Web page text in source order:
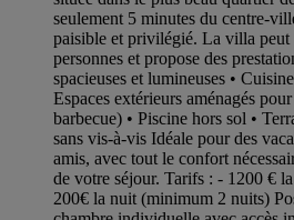
seulement 5 minutes du centre-
paisible et privilégié. La villa peut
personnes et propose des
spacieuses et lumineuses •
Espaces extérieurs aménagés
barbecue) • Piscine hors sol •
sans vis-à-vis Idéale pour des
amis, avec tout le confort
de votre séjour. Tarifs : - 1200 €
200€ la nuit (minimum 2 nuits)